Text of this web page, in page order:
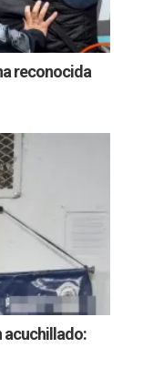
reconocida
acuchillado: